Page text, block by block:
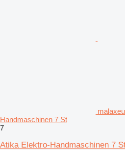
Handmaschinen 7 St
7
Atika Elektro-Handmaschinen 7